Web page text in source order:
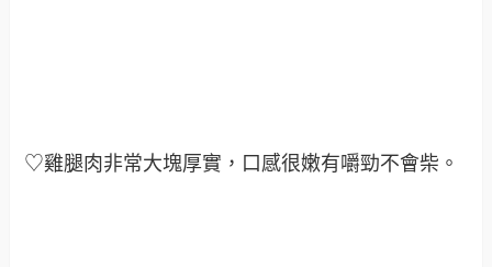
♡雞腿肉非常大塊厚實，口感很嫩有嚼勁不會柴。